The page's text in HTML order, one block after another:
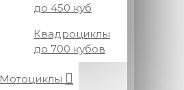
до 450 куб
Квадроциклы
до 700 кубов
Мотоциклы